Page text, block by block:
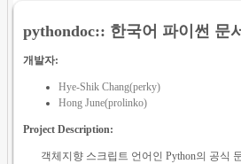
pythondoc:: 한국어 파이썬 문
개발자:
Hye-Shik Chang(perky)
Hong June(prolinko)
Project Description:
객체지향 스크립트 언어인 Python의 공식